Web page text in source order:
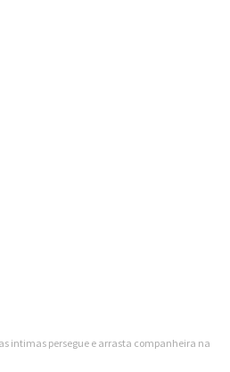
intimas persegue e arrasta companheira na